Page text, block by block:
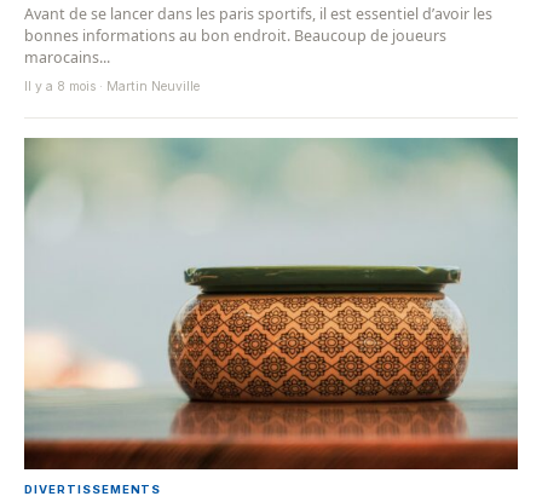
Avant de se lancer dans les paris sportifs, il est essentiel d’avoir les
bonnes informations au bon endroit. Beaucoup de joueurs
marocains...
Il y a 8 mois · Martin Neuville
DIVERTISSEMENTS